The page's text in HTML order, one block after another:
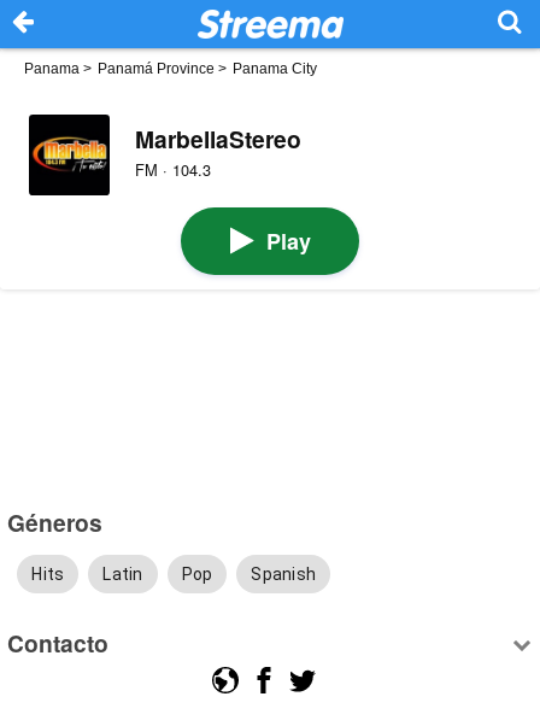
Panama > Panamá Province > Panama City
MarbellaStereo
FM · 104.3
Play
Géneros
Hits Latin Pop Spanish
Contacto